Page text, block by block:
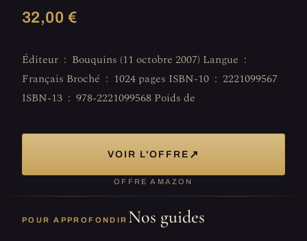
32,00 €
Éditeur ‏ : ‎ Bouquins (11 octobre 2007) Langue ‏ : ‎
Français Broché ‏ : ‎ 1024 pages ISBN-10 ‏ : ‎ 2221099567
ISBN-13 ‏ : ‎ 978-2221099568 Poids de
VOIR L'OFFRE ↗
OFFRE AMAZON
POUR APPROFONDIR Nos guides